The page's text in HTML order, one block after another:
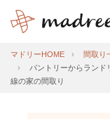
マドリーHOME
間取り
パントリーからランド
線の家の間取り